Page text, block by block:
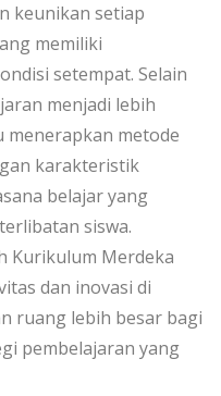
keunikan setiap
memiliki
setempat. Selain
menjadi lebih
metode
karakteristik
belajar yang
siswa.
Kurikulum Merdeka
dan inovasi di
ruang lebih besar bagi
pembelajaran yang